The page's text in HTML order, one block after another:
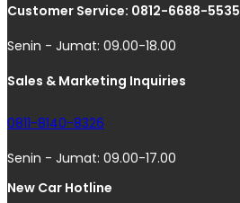
Customer Service: 0812-6688-5535
Senin - Jumat: 09.00-18.00
Sales & Marketing Inquiries
0811-8140-8326
Senin - Jumat: 09.00-17.00
New Car Hotline